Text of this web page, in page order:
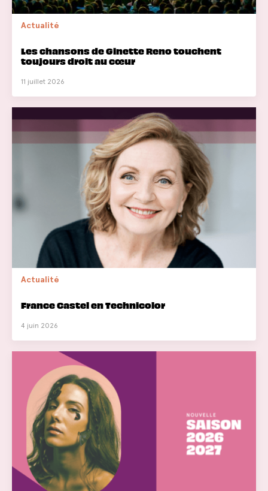
Actualité
Les chansons de Ginette Reno touchent
toujours droit au cœur
11 juillet 2026
Actualité
France Castel en Technicolor
4 juin 2026